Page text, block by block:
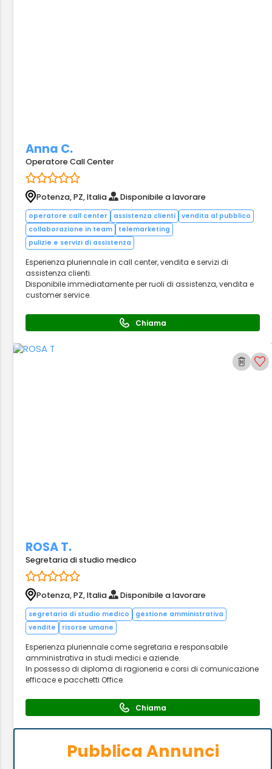
Anna C.
Operatore Call Center
Potenza, PZ, Italia Disponibile a lavorare
operatore call center assistenza clienti
vendita al pubblico
collaborazione in team
telemarketing
pulizie e servizi di assistenza
Esperienza pluriennale in call center, vendita e servizi di
assistenza clienti.
Disponibile immediatamente per ruoli di assistenza, vendita e
customer service.
Chiama
ROSA T.
Segretaria di studio medico
Potenza, PZ, Italia Disponibile a lavorare
segretaria di studio medico
gestione amministrativa
vendite
risorse umane
Esperienza pluriennale come segretaria e responsabile
amministrativa in studi medici e aziende.
In possesso di diploma di ragioneria e corsi di comunicazione
efficace e pacchetti Office.
Chiama
Pubblica Annunci